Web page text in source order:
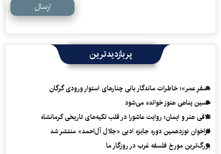
ارسال
پربازدیدترین
«سفرِ عمر»؛ خاطرات ماندگار بانی چنارهای استوار ورودی گرگان
حسین پناهی هنوز خوانده می‌شود
تلاقی هنر و ایمان؛ روایت عاشورا در قلب تکیه‌های تاریخی کرمانشاه
فراخوان نوزدهمین دوره جایزه ادبی «جلال آل‌احمد» منتشر شد
بزرگ‌ترین مورخ فلسفه غرب در روزگار ما